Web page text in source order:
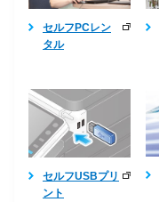
セルフPCレン
タル
セルフUSBプリ
ント